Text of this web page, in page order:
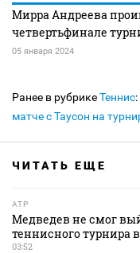
Мирра Андреева
четвертьфинале
05 января 2024
Ранее в рубрикеТеннис:
матче с Таусон на
ЧИТАТЬ ЕЩЕ
ATP
Медведев не смог
теннисного турнира
03:52